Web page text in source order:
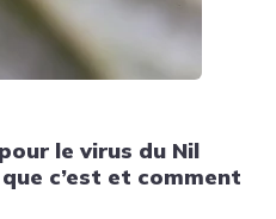
le virus du Nil
c’est et comment